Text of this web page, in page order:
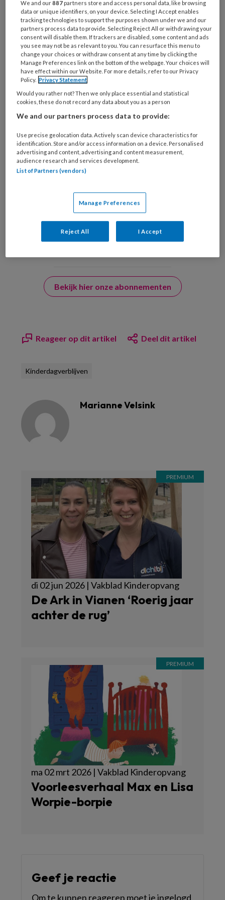
organisatie
werk
je?
Untitled
Ontvang 2x per week de
KinderopvangTotaal nieuwsbrief
Ontvang iedere zondag het
Management Kinderopvang
Weekoverzicht
Ja, ik geef toestemming voor e-mails
van KinderopvangTotaal en
Springer Media B.V.
?
Uw bovenstaande gegevens kunnen worden toegevoegd aan
Bekijk hier onze abonnementen
Reageer op dit artikel Deel dit artikel
Kinderdagverblijven
Marianne Velsink
di 02 jun 2026 | Vakblad Kinderopvang
De Ark in Vianen ‘Roerig jaar
achter de rug’
ma 02 mrt 2026 | Vakblad Kinderopvang
Voorleesverhaal Max en Lisa
Worpie-borpie
Geef je reactie
Om te kunnen reageren moet je ingelogd
We and our887 partners store and access personal data, like browsing
data or unique identifiers, on your device. Selecting I Accept enables
tracking technologies to support the purposes shown under we and our
partners process data to provide. Selecting Reject All or withdrawing your
consent will disable them. If trackers are disabled, some content and ads
you see may not be as relevant to you. You can resurface this menu to
change your choices or withdraw consent at any time by clicking the
Manage Preferences link on the bottom of the webpage. Your choices will
have effect within our Website. For more details, refer to our Privacy
Policy. Privacy Statement
Would you rather not? Then we only place essential and statistical
cookies, these do not record any data about you as a person
We and our partners process data to provide:
Use precise geolocation data. Actively scan device characteristics for
identification. Store and/or access information on a device. Personalised
advertising and content, advertising and content measurement,
audience research and services development.
List of Partners (vendors)
Manage Preferences
Reject All I Accept